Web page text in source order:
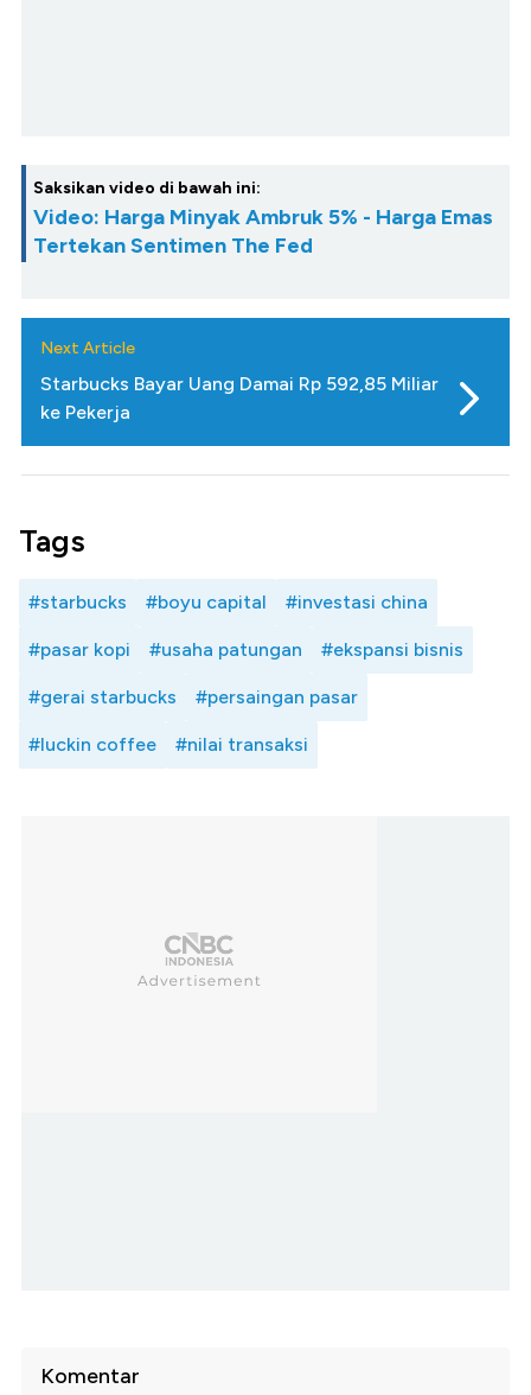
Saksikan video di bawah ini:
Video: Harga Minyak Ambruk 5% - Harga Emas
Tertekan Sentimen The Fed
Next Article
Starbucks Bayar Uang Damai Rp 592,85 Miliar
ke Pekerja
Tags
#starbucks #boyu capital #investasi china
#pasar kopi #usaha patungan #ekspansi bisnis
#gerai starbucks #persaingan pasar
#luckin coffee #nilai transaksi
Komentar